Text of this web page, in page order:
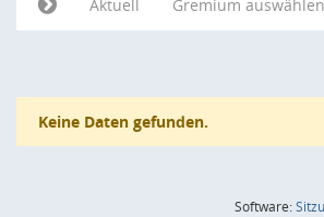
Aktuell
Gremium auswählen
Keine Daten gefunden.
Software: